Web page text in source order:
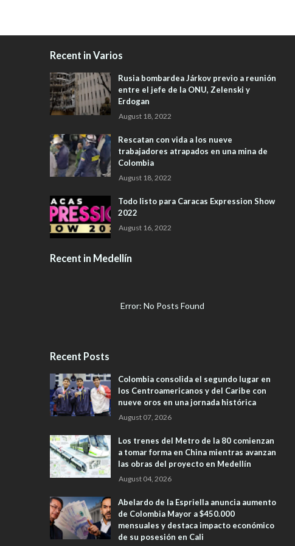
Recent in Varios
Rusia bombardea Járkov previo a reunión
entre el jefe de la ONU, Zelenski y
Erdogan
August 18, 2022
Rescatan con vida a los nueve
trabajadores atrapados en una mina de
Colombia
August 18, 2022
Todo listo para Caracas Expression Show
2022
August 16, 2022
Recent in Medellín
Error: No Posts Found
Recent Posts
Colombia consolida el segundo lugar en
los Centroamericanos y del Caribe con
nueve oros en una jornada histórica
August 07, 2026
Los trenes del Metro de la 80 comienzan
a tomar forma en China mientras avanzan
las obras del proyecto en Medellín
August 04, 2026
Abelardo de la Espriella anuncia aumento
de Colombia Mayor a $450.000
mensuales y destaca impacto económico
de su posesión en Cali